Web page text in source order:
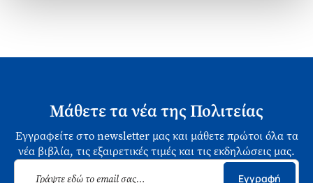
Μάθετε τα νέα της Πολιτείας
Εγγραφείτε στο newsletter μας και μάθετε πρώτοι όλα τα
νέα βιβλία, τις εξαιρετικές τιμές και τις εκδηλώσεις μας.
Εγγραφή